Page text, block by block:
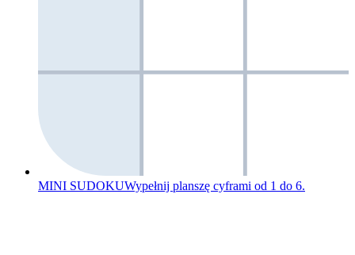
MINI SUDOKUWypełnij planszę cyframi od 1 do 6.